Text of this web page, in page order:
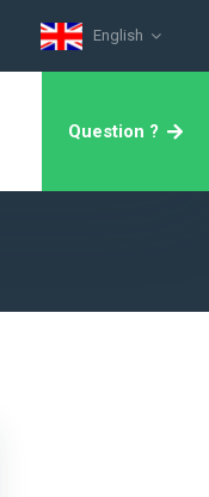
English
Question ?